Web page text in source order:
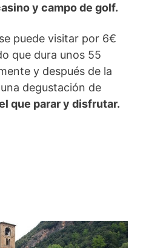
y campo de golf.
puede visitar por 6€
que dura unos 55
y después de la
degustación de
que parar y disfrutar.